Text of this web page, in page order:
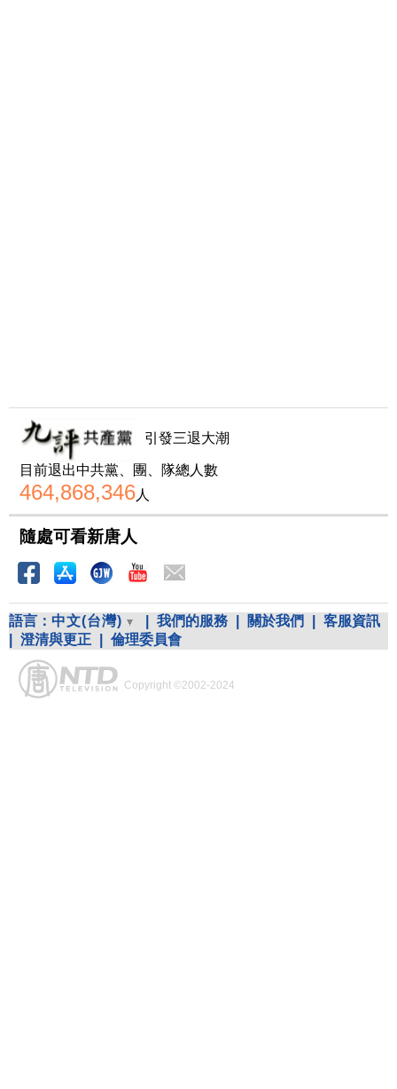
引發三退大潮
目前退出中共黨、團、隊總人數
464,868,346人
隨處可看新唐人
語言： 中文(台灣) 我們的服務 關於我們
客服資訊
澄清與更正 倫理委員會
Copyright ©2002-2024